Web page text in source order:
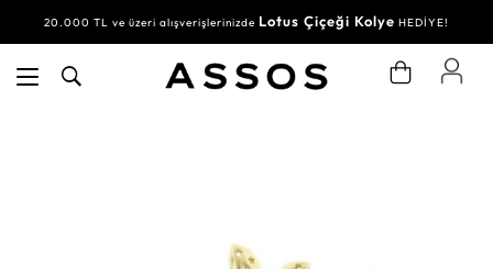
20.000 TL ve üzeri alışverişlerinizde Lotus Çiçeği Kolye HEDİYE!